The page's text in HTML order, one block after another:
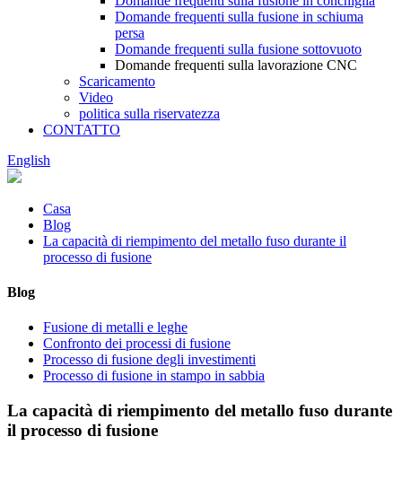
Domande frequenti sulla fusione in schiuma
persa
Domande frequenti sulla fusione sottovuoto
Domande frequenti sulla lavorazione CNC
Scaricamento
Video
politica sulla riservatezza
CONTATTO
English
Casa
Blog
La capacità di riempimento del metallo fuso durante il
processo di fusione
Blog
Fusione di metalli e leghe
Confronto dei processi di fusione
Processo di fusione degli investimenti
Processo di fusione in stampo in sabbia
La capacità di riempimento del metallo fuso durante
il processo di fusione